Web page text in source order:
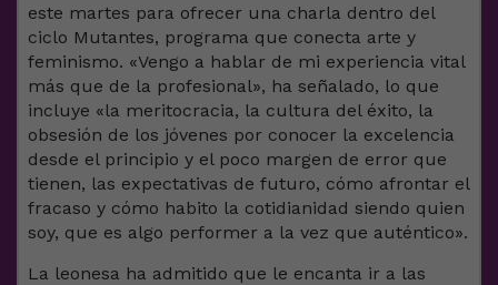
este martes para ofrecer una charla dentro del
ciclo Mutantes, programa que conecta arte y
feminismo. «Vengo a hablar de mi experiencia vital
más que de la profesional», ha señalado, lo que
incluye «la meritocracia, la cultura del éxito, la
obsesión de los jóvenes por conocer la excelencia
desde el principio y el poco margen de error que
tienen, las expectativas de futuro, cómo afrontar el
fracaso y cómo habito la cotidianidad siendo quien
soy, que es algo performer a la vez que auténtico».
La leonesa ha admitido que le encanta ir a las